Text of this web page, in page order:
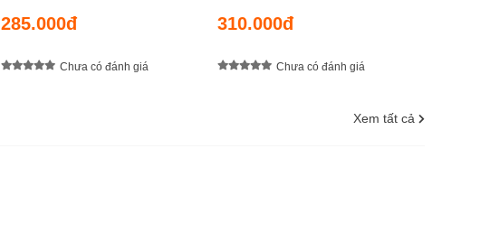
285.000đ
Chưa có đánh giá
310.000đ
Chưa có đánh giá
Xem tất cả